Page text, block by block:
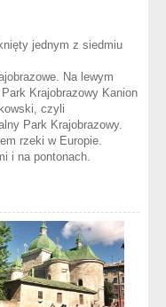
jednym z siedmiu
Na lewym
Krajobrazowy Kanion
czyli
Park Krajobrazowy.
rzeki w Europie.
i na pontonach.